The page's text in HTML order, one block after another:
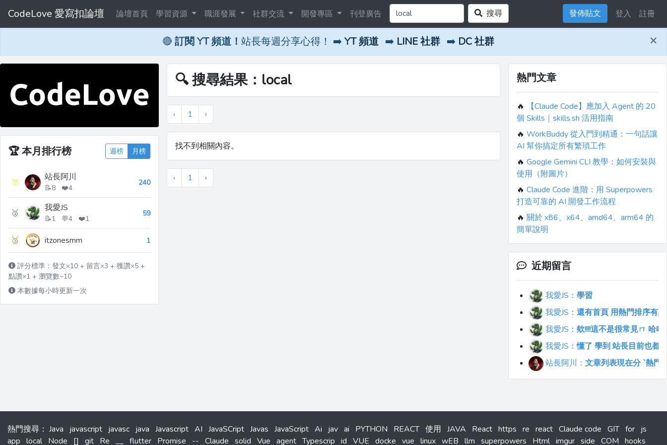
CodeLove 愛寫扣論壇 論壇首頁 學習資源 職涯發展 社群交流 開發專區 刊登廣告 搜尋 發佈貼文 登入 註冊
🔴 訂閱 YT 頻道！ 站長每週分享心得！ ➡️ YT 頻道 ➡️ LINE 社群 ➡️ DC 社群 ×
🏆本月排行榜 週榜 月榜
🥇 站長阿川
📝8 ❤️4
240
🥈 我愛JS
📝1 💬4 ❤️1
59
🥉 itzonesmm 1
評分標準：發文×10 + 留言×3 + 獲讚×5 +
點讚×1 + 瀏覽數÷10
本數據每小時更新一次
🔍 搜尋結果：local
‹ 1 ›
找不到相關內容。
‹ 1 ›
熱門文章
🔥
【Claude Code】應加入 Agent 的 20
個 Skills｜skills.sh 活用指南
🔥 WorkBuddy 從入門到精通：一句話讓
AI 幫你搞定所有繁瑣工作
🔥 Google Gemini CLI 教學：如何安裝與
使用（附圖片）
🔥 Claude Code 進階：用 Superpowers
打造可靠的 AI 開發工作流程
🔥 關於 x86、x64、amd64、arm64 的
簡單說明
近期留言
我愛JS： 學習
我愛JS： 還有首頁 用熱門排序有
我愛JS： 欸!!!!這不是很常見ㄇ 哈
我愛JS：懂了 學到 站長目前也都
站長阿川： 文章列表現在分 `熱門
熱門搜尋 ： Java javascript javasc java Javascript AI JavaSCript Javas JavaScript Ai jav ai PYTHON REACT 使用 JAVA React https re react Claude code GIT for js
app local Node [] git Re __ flutter Promise -- Claude solid Vue agent Typescrip id VUE docke vue linux wEB llm superpowers Html imgur side COM hooks